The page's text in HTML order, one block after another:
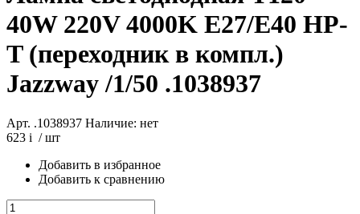
40W 220V 4000K E27/E40 HP-
T (переходник в компл.)
Jazzway /1/50 .1038937
Арт. .1038937 Наличие: нет
623 i / шт
Добавить в избранное
Добавить к сравнению